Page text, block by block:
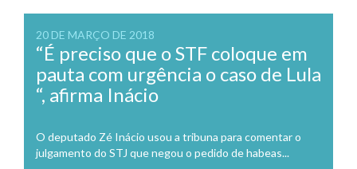
20 DE MARÇO DE 2018
“É preciso que o STF coloque em
pauta com urgência o caso de Lula
“, afirma Inácio
O deputado Zé Inácio usou a tribuna para comentar o
julgamento do STJ que negou o pedido de habeas...